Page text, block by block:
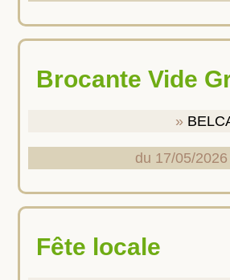
Brocante Vide
du 17/05/
Fête locale